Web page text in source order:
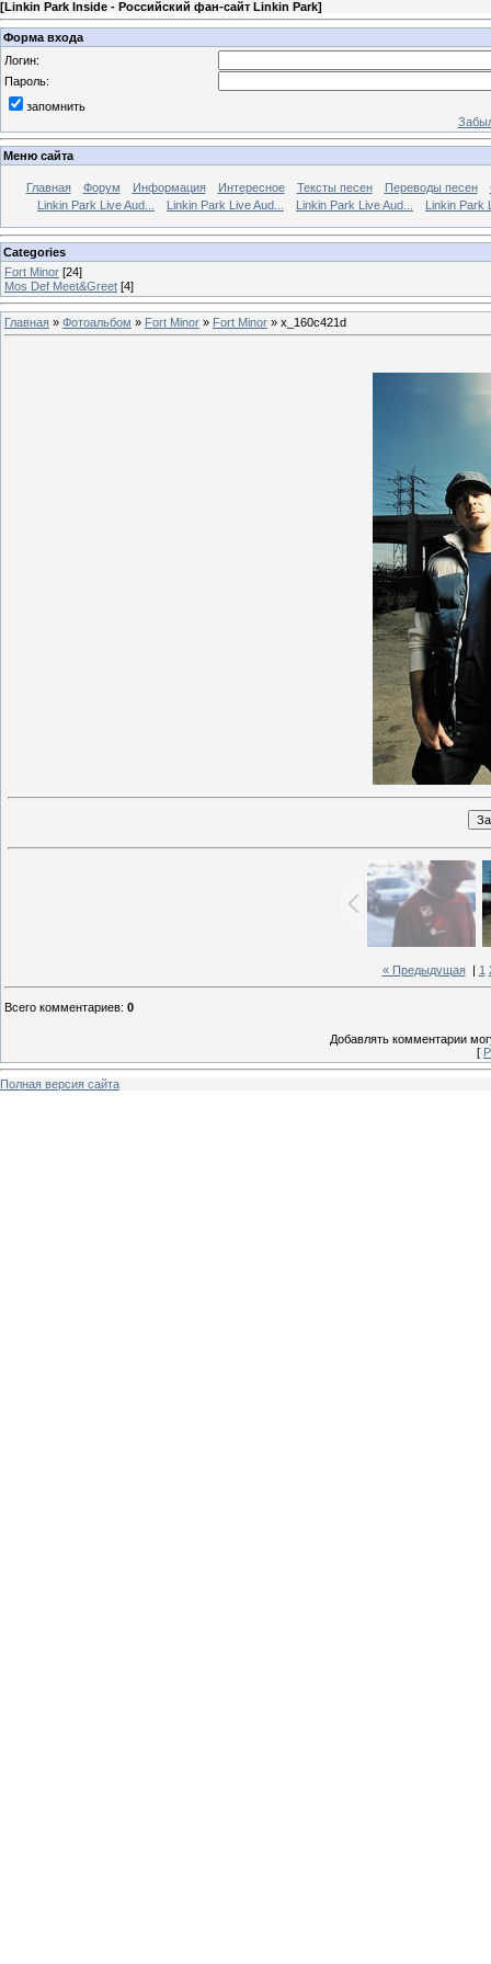
[Linkin Park Inside - Российский фан-сайт Linkin Park]
Форма входа
Логин:
Пароль:
запомнить
Меню сайта
Главная Форум Информация Интересное Тексты песен Переводы песен
Linkin Park Live Aud...
Linkin Park Live Aud... Linkin Park Live Aud... Linkin Park
Categories
Fort Minor [24]
Mos Def Meet&Greet [4]
Главная » Фотоальбом » Fort Minor » Fort Minor » x_160c421d
« Предыдущая| 1
Всего комментариев: 0
Добавлять комментарии
[
Полная версия сайта